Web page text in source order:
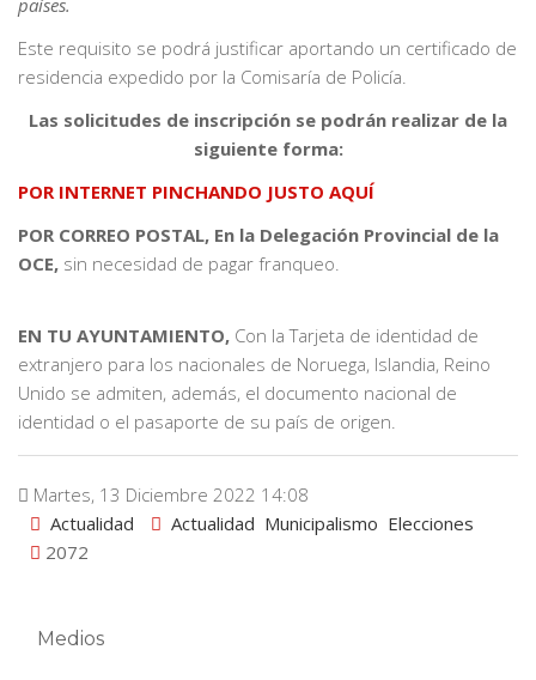
Este requisito se podrá justificar aportando un certificado de
residencia expedido por la Comisaría de Policía.
Las solicitudes de inscripción se podrán realizar de la
siguiente forma:
POR INTERNET PINCHANDO JUSTO AQUÍ
POR CORREO POSTAL, En la Delegación Provincial de la
OCE, sin necesidad de pagar franqueo.
EN TU AYUNTAMIENTO, Con la Tarjeta de identidad de
extranjero para los nacionales de Noruega, Islandia, Reino
Unido se admiten, además, el documento nacional de
identidad o el pasaporte de su país de origen.
Martes, 13 Diciembre 2022 14:08
Actualidad
Actualidad Municipalismo Elecciones
2072
Medios